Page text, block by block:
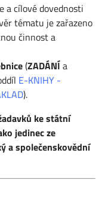
a cílové dovednosti
tématu je zařazeno
činnost a
(ZADÁNÍa
E-KNIHY -
).
ke státní
jedinec ze
a společenskovědní